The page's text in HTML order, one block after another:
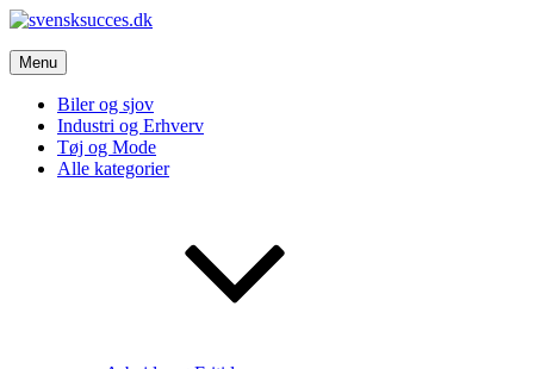
Skip
content
svensksucces.dk
Vi bringer de bedste nyheder, både fra Sverige og Danmark
Menu
Biler og sjov
Industri og Erhverv
Tøj og Mode
Alle kategorier